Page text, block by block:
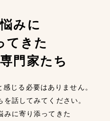
みに
てきた
門家たち
じる必要はありません。
話してみてください。
みに寄り添ってきた